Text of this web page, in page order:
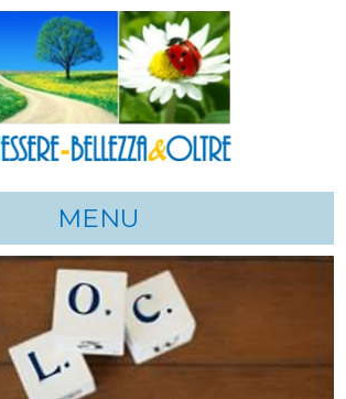
MENU